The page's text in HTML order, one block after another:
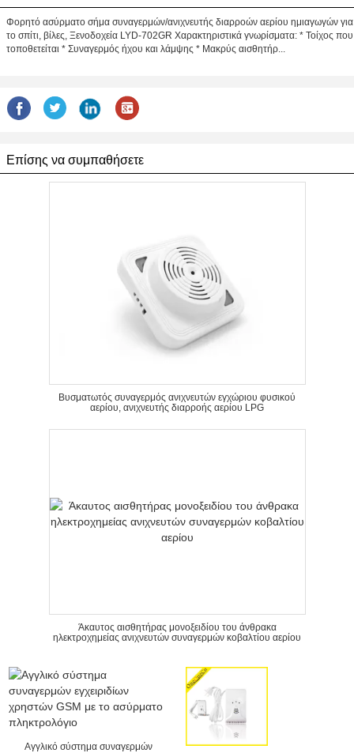
Φορητό ασύρματο σήμα συναγερμών/ανιχνευτής διαρροών αερίου ημιαγωγών για
το σπίτι, βίλες, Ξενοδοχεία LYD-702GR Χαρακτηριστικά γνωρίσματα: * Τοίχος που
τοποθετείται * Συναγερμός ήχου και λάμψης * Μακρύς αισθητήρ...
Επίσης να συμπαθήσετε
Βυσματωτός συναγερμός ανιχνευτών εγχώριου φυσικού
αερίου, ανιχνευτής διαρροής αερίου LPG
Άκαυτος αισθητήρας μονοξειδίου του άνθρακα
ηλεκτροχημείας ανιχνευτών συναγερμών κοβαλτίου αερίου
Αγγλικό σύστημα συναγερμών